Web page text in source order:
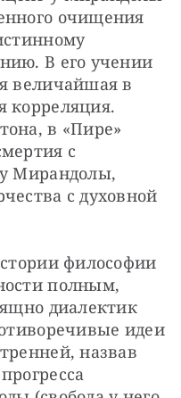
очищения
В его учении
величайшая в
корреляция.
в «Пире»
с
Мирандолы,
с духовной
философии
полным,
диалектик
идеи
назвав